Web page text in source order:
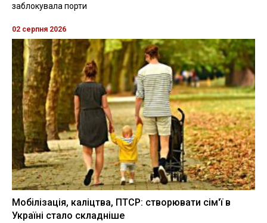
заблокувала порти
02 серпня 2026
Мобілізація, каліцтва, ПТСР: створювати сім'ї в
Україні стало складніше